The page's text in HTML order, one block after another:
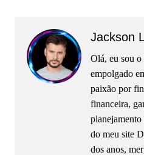
Jackson
Olá, eu sou o
empolgado
paixão por
financeira,
planejamento
do meu site
dos anos,